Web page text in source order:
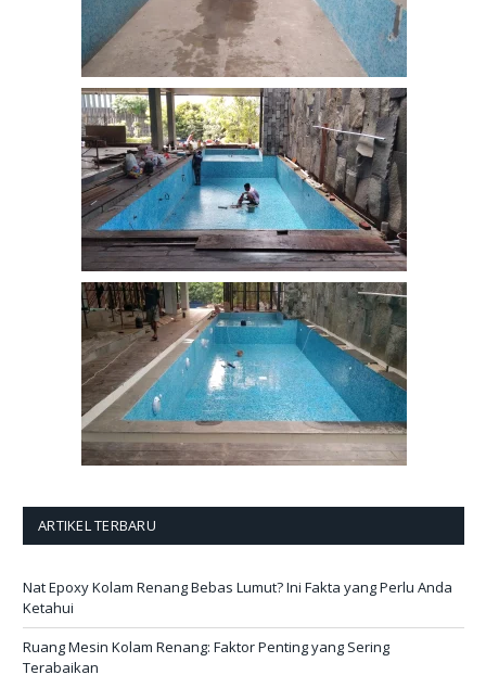
ARTIKEL TERBARU
Nat Epoxy Kolam Renang Bebas Lumut? Ini Fakta yang Perlu Anda
Ketahui
Ruang Mesin Kolam Renang: Faktor Penting yang Sering
Terabaikan